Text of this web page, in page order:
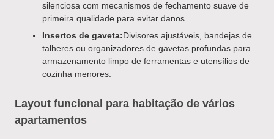
silenciosa com mecanismos de fechamento suave de
primeira qualidade para evitar danos.
Insertos de gaveta:Divisores ajustáveis, bandejas de
talheres ou organizadores de gavetas profundas para
armazenamento limpo de ferramentas e utensílios de
cozinha menores.
Layout funcional para habitação de vários
apartamentos